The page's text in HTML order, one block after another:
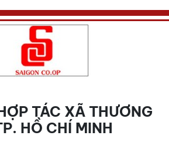
TÁC XÃ THƯƠNG
HỒ CHÍ MINH